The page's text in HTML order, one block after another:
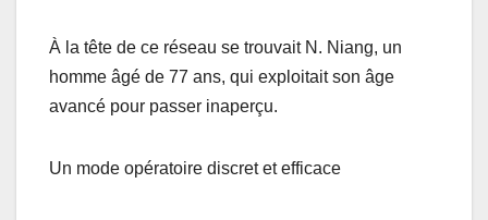
À la tête de ce réseau se trouvait N. Niang, un
homme âgé de 77 ans, qui exploitait son âge
avancé pour passer inaperçu.
Un mode opératoire discret et efficace